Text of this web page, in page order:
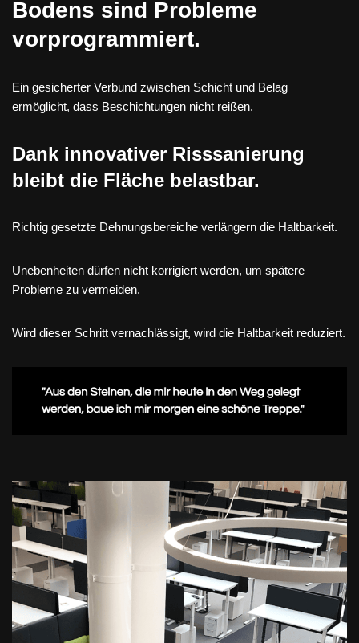
Bodens sind Probleme
vorprogrammiert.
Ein gesicherter Verbund zwischen Schicht und Belag
ermöglicht, dass Beschichtungen nicht reißen.
Dank innovativer Risssanierung
bleibt die Fläche belastbar.
Richtig gesetzte Dehnungsbereiche verlängern die Haltbarkeit.
Unebenheiten dürfen nicht korrigiert werden, um spätere
Probleme zu vermeiden.
Wird dieser Schritt vernachlässigt, wird die Haltbarkeit reduziert.